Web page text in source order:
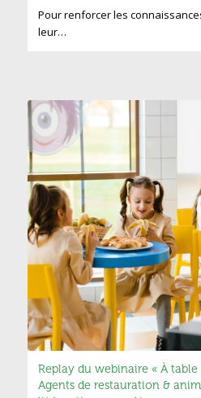
Pour renforcer les
leur…
Replay du webinaire « À table
Agents de restauration &